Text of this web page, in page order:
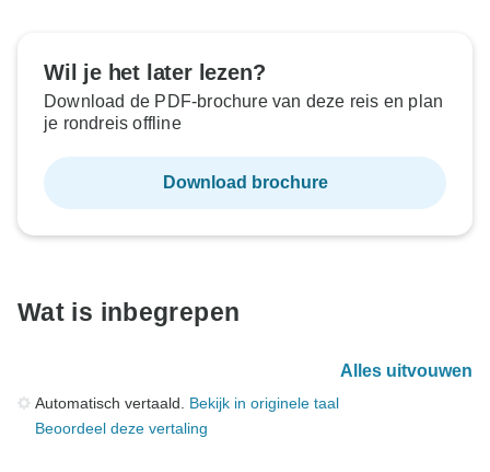
Wil je het later lezen?
Download de PDF-brochure van deze reis en plan
je rondreis offline
Download brochure
Wat is inbegrepen
Alles uitvouwen
Automatisch vertaald. Bekijk in originele taal
Beoordeel deze vertaling